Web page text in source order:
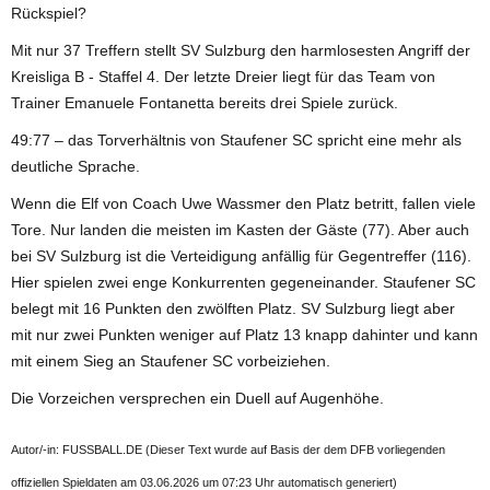
Rückspiel?
Mit nur 37 Treffern stellt SV Sulzburg den harmlosesten Angriff der
Kreisliga B - Staffel 4. Der letzte Dreier liegt für das Team von
Trainer Emanuele Fontanetta bereits drei Spiele zurück.
49:77 – das Torverhältnis von Staufener SC spricht eine mehr als
deutliche Sprache.
Wenn die Elf von Coach Uwe Wassmer den Platz betritt, fallen viele
Tore. Nur landen die meisten im Kasten der Gäste (77). Aber auch
bei SV Sulzburg ist die Verteidigung anfällig für Gegentreffer (116).
Hier spielen zwei enge Konkurrenten gegeneinander. Staufener SC
belegt mit 16 Punkten den zwölften Platz. SV Sulzburg liegt aber
mit nur zwei Punkten weniger auf Platz 13 knapp dahinter und kann
mit einem Sieg an Staufener SC vorbeiziehen.
Die Vorzeichen versprechen ein Duell auf Augenhöhe.
Autor/-in: FUSSBALL.DE (Dieser Text wurde auf Basis der dem DFB vorliegenden
offiziellen Spieldaten am 03.06.2026 um 07:23 Uhr automatisch generiert)